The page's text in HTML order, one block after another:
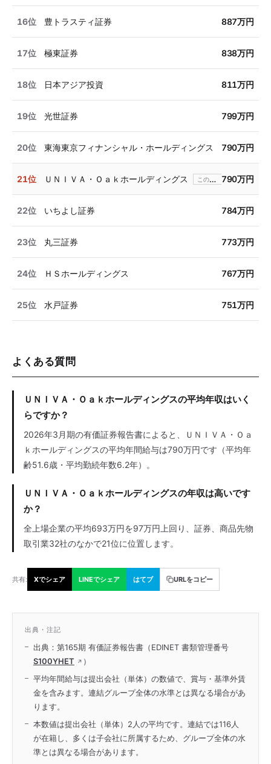
16位 豊トラスティ証券 887万円
17位 極東証券 838万円
18位 日本アジア投資 811万円
19位 光世証券 799万円
20位 東海東京フィナンシャル・ホールディングス 790万円
21位 ＵＮＩＶＡ・Ｏａｋホールディングス 790万円
22位 いちよし証券 784万円
23位 丸三証券 773万円
24位 ＨＳホールディングス 767万円
25位 水戸証券 751万円
よくある質問
ＵＮＩＶＡ・Ｏａｋホールディングスの平均年収はいく
らですか？
2026年3月期の有価証券報告書によると、ＵＮＩＶＡ・Ｏａ
ｋホールディングスの平均年間給与は790万円です（平均年
齢51.6歳・平均勤続年数6.2年）。
ＵＮＩＶＡ・Ｏａｋホールディングスの年収は高いです
か？
全上場企業の平均693万円を97万円上回り、証券、商品先物
取引業32社のなかで21位に位置します。
共有: Xでシェア LINEでシェア はてブ URLをコピー
出典・注記
出典：第165期 有価証券報告書（EDINET 書類管理番号
S100YHET
）
平均年間給与は提出会社（単体）の数値で、賞与・基準外賃
金を含みます。連結グループ全体の水準とは異なる場合があ
ります。
本数値は提出会社（単体）2人の平均です。連結では116人
が在籍し、多くは子会社に所属するため、グループ全体の水
準とは異なる場合があります。